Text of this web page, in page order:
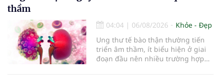
lĩnh, Văn hóa và Công nghệ số
thầm
04:04 | 06/08/2026
Khỏe - Đẹp
Ung thư tế bào thận thường tiến
triển âm thầm, ít biểu hiện ở giai
đoạn đầu nên nhiều trường hợp